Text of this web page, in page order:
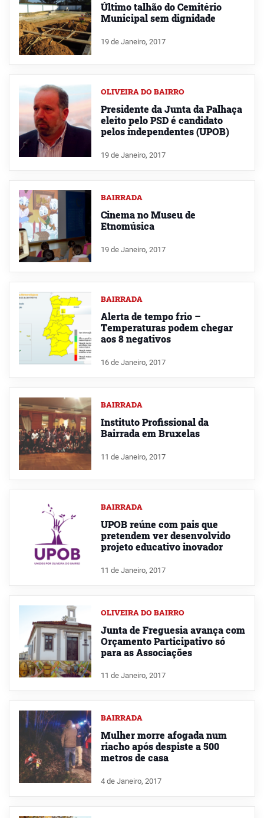
Último talhão do Cemitério
Municipal sem dignidade
19 de Janeiro, 2017
OLIVEIRA DO BAIRRO
Presidente da Junta da Palhaça
eleito pelo PSD é candidato
pelos independentes (UPOB)
19 de Janeiro, 2017
BAIRRADA
Cinema no Museu de
Etnomúsica
19 de Janeiro, 2017
BAIRRADA
Alerta de tempo frio –
Temperaturas podem chegar
aos 8 negativos
16 de Janeiro, 2017
BAIRRADA
Instituto Profissional da
Bairrada em Bruxelas
11 de Janeiro, 2017
BAIRRADA
UPOB reúne com pais que
pretendem ver desenvolvido
projeto educativo inovador
11 de Janeiro, 2017
OLIVEIRA DO BAIRRO
Junta de Freguesia avança com
Orçamento Participativo só
para as Associações
11 de Janeiro, 2017
BAIRRADA
Mulher morre afogada num
riacho após despiste a 500
metros de casa
4 de Janeiro, 2017